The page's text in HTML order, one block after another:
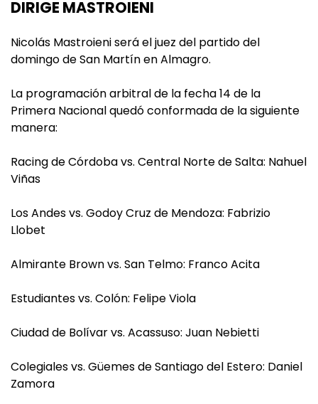
DIRIGE MASTROIENI
Nicolás Mastroieni será el juez del partido del
domingo de San Martín en Almagro.
La programación arbitral de la fecha 14 de la
Primera Nacional quedó conformada de la siguiente
manera:
Racing de Córdoba vs. Central Norte de Salta: Nahuel
Viñas
Los Andes vs. Godoy Cruz de Mendoza: Fabrizio
Llobet
Almirante Brown vs. San Telmo: Franco Acita
Estudiantes vs. Colón: Felipe Viola
Ciudad de Bolívar vs. Acassuso: Juan Nebietti
Colegiales vs. Güemes de Santiago del Estero: Daniel
Zamora